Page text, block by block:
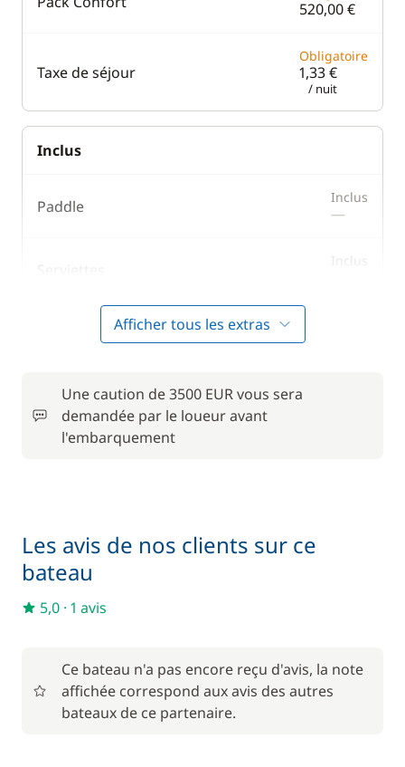
520,00 €
Taxe de séjour
Obligatoire
1,33 €
/ nuit
Inclus
Paddle Inclus
—
Inclus
En option
Rachat de Franchise
Skipper (repas non inclus) 230,00 €
Afficher tous les extras
Une caution de 3500 EUR vous sera
demandée par le loueur avant
l'embarquement
Les avis de nos clients sur ce
bateau
5,0 · 1 avis
Ce bateau n'a pas encore reçu d'avis, la note
affichée correspond aux avis des autres
bateaux de ce partenaire.